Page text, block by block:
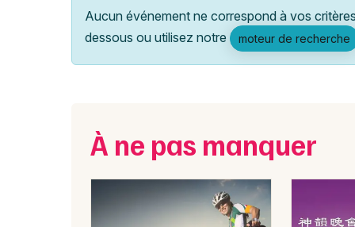
Aucun événement ne correspond à vos
dessous ou utilisez notre
moteur de recherche
À ne pas manquer